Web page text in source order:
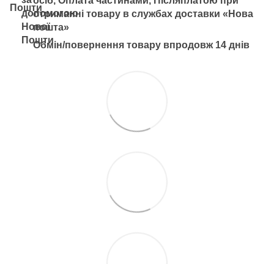
отриманні товару в службах доставки «Нова
пошта»
Обмін/повернення товару впродовж 14 днів